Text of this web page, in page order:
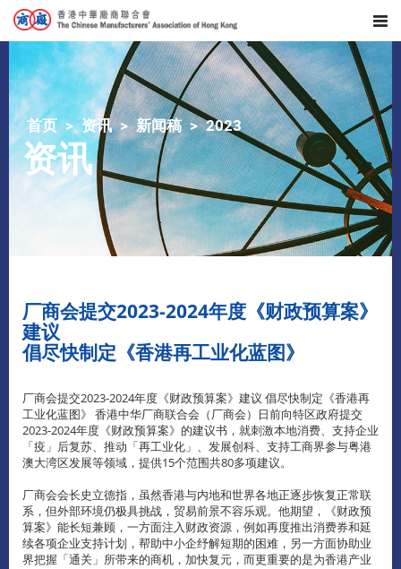
首页 资讯 新闻稿 2023
资讯
厂商会提交2023-2024年度《财政预算案》
建议
倡尽快制定《香港再工业化蓝图》
厂商会提交2023-2024年度《财政预算案》建议 倡尽快制定《香港再
工业化蓝图》 香港中华厂商联合会（厂商会）日前向特区政府提交
2023-2024年度《财政预算案》的建议书，就刺激本地消费、支持企业
「疫」后复苏、推动「再工业化」、发展创科、支持工商界参与粤港
澳大湾区发展等领域，提供15个范围共80多项建议。
厂商会会长史立德指，虽然香港与内地和世界各地正逐步恢复正常联
系，但外部环境仍极具挑战，贸易前景不容乐观。他期望，《财政预
算案》能长短兼顾，一方面注入财政资源，例如再度推出消费券和延
续各项企业支持计划，帮助中小企纾解短期的困难，另一方面协助业
界把握「通关」所带来的商机，加快复元，而更重要的是为香港产业